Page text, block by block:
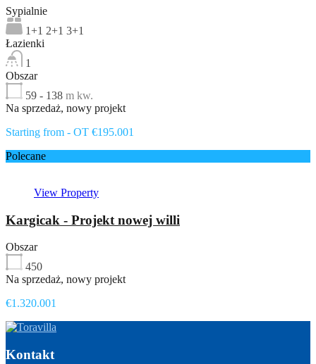
Sypialnie
1+1 2+1 3+1
Łazienki
1
Obszar
59 - 138 m kw.
Na sprzedaż, nowy projekt
Starting from - OT €195.001
Polecane
View Property
Kargicak - Projekt nowej willi
Obszar
450
Na sprzedaż, nowy projekt
€1.320.001
Kontakt